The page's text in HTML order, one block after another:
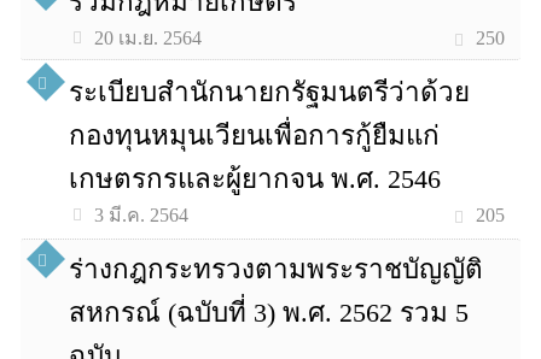
20 เม.ย. 2564 250
ระเบียบสำนักนายกรัฐมนตรีว่าด้วย
กองทุนหมุนเวียนเพื่อการกู้ยืมแก่
เกษตรกรและผู้ยากจน พ.ศ. 2546
3 มี.ค. 2564 205
ร่างกฎกระทรวงตามพระราชบัญญัติ
สหกรณ์ (ฉบับที่ 3) พ.ศ. 2562 รวม 5